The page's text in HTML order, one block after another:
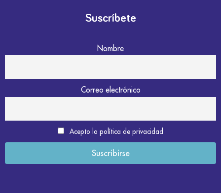
Suscríbete
Nombre
Correo electrónico
Acepto la política de privacidad